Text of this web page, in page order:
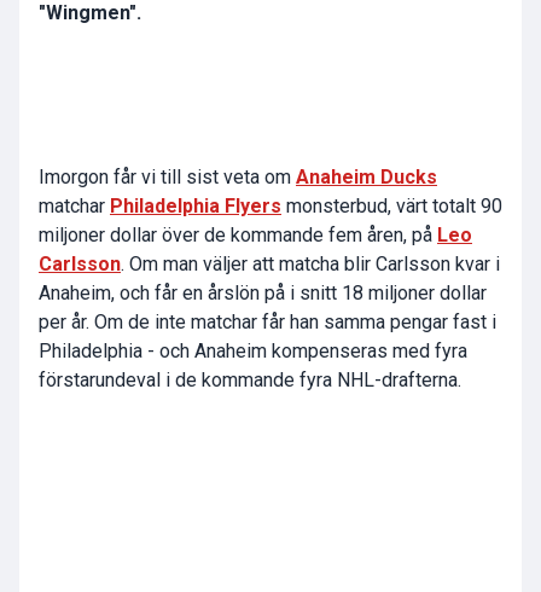
"Wingmen".
Imorgon får vi till sist veta om Anaheim Ducks
matchar Philadelphia Flyers monsterbud, värt totalt 90
miljoner dollar över de kommande fem åren, på Leo
Carlsson. Om man väljer att matcha blir Carlsson kvar i
Anaheim, och får en årslön på i snitt 18 miljoner dollar
per år. Om de inte matchar får han samma pengar fast i
Philadelphia - och Anaheim kompenseras med fyra
förstarundeval i de kommande fyra NHL-drafterna.